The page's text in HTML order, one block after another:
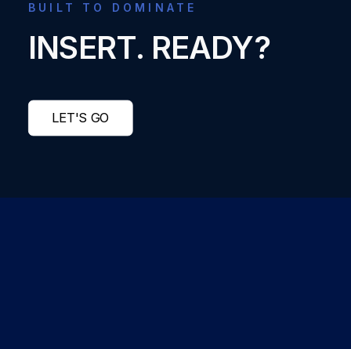
BUILT TO DOMINATE
INSERT. READY?
LET'S GO